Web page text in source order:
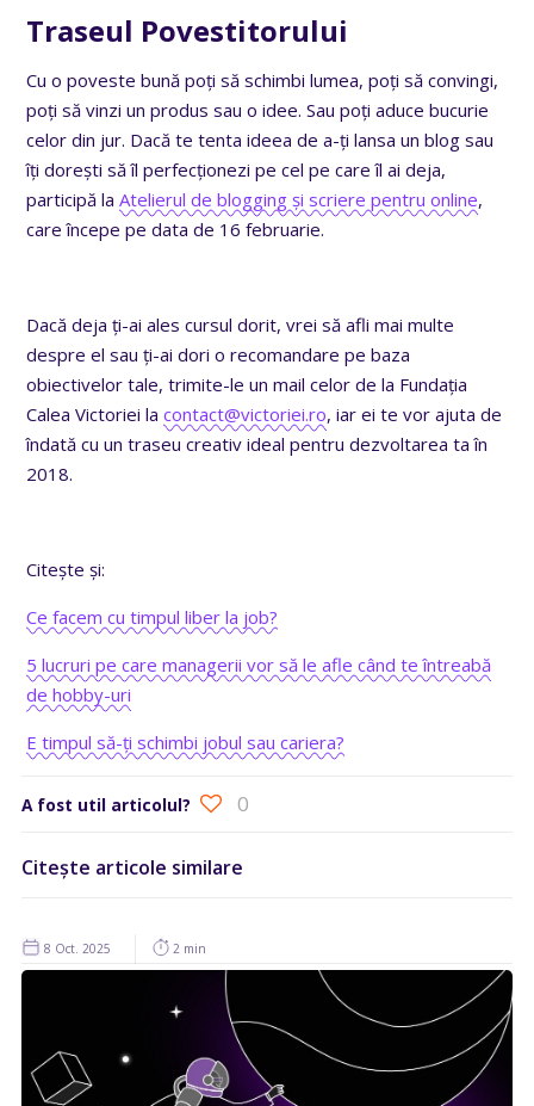
Traseul Povestitorului
Cu o poveste bună poți să schimbi lumea, poți să convingi,
poți să vinzi un produs sau o idee. Sau poți aduce bucurie
celor din jur. Dacă te tenta ideea de a-ți lansa un blog sau
îți dorești să îl perfecționezi pe cel pe care îl ai deja,
participă laAtelierul de blogging și scriere pentru online,
care începe pe data de 16 februarie.
Dacă deja ți-ai ales cursul dorit, vrei să afli mai multe
despre el sau ți-ai dori o recomandare pe baza
obiectivelor tale, trimite-le un mail celor de la Fundația
Calea Victoriei lacontact@victoriei.ro, iar ei te vor ajuta de
îndată cu un traseu creativ ideal pentru dezvoltarea ta în
2018.
Citește și:
Ce facem cu timpul liber la job?
5 lucruri pe care managerii vor să le afle când te întreabă
de hobby-uri
E timpul să-ți schimbi jobul sau cariera?
A fost util articolul? 0
Citește articole similare
8 Oct. 2025 2 min